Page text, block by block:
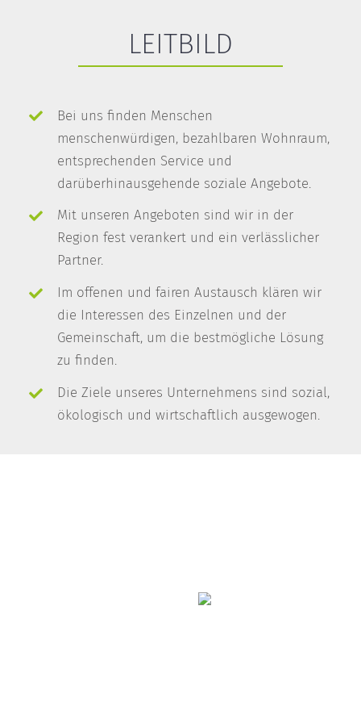
LEITBILD
Bei uns finden Menschen
menschenwürdigen, bezahlbaren Wohnraum,
entsprechenden Service und
darüberhinausgehende soziale Angebote.
Mit unseren Angeboten sind wir in der
Region fest verankert und ein verlässlicher
Partner.
Im offenen und fairen Austausch klären wir
die Interessen des Einzelnen und der
Gemeinschaft, um die bestmögliche Lösung
zu finden.
Die Ziele unseres Unternehmens sind sozial,
ökologisch und wirtschaftlich ausgewogen.